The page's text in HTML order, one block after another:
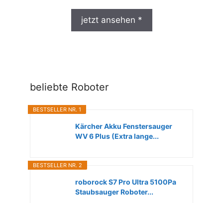
jetzt ansehen *
beliebte Roboter
BESTSELLER NR. 1
Kärcher Akku Fenstersauger
WV 6 Plus (Extra lange...
BESTSELLER NR. 2
roborock S7 Pro Ultra 5100Pa
Staubsauger Roboter...